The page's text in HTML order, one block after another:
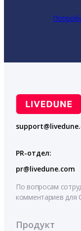
PR-отдел:
pr@livedune.com
По вопросам
комментариев
Продукт